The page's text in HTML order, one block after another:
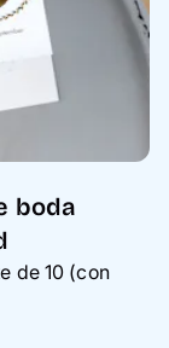
boda
de 10 (con